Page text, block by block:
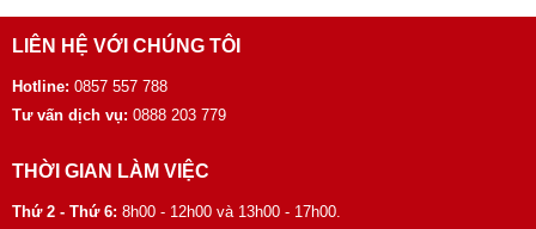
LIÊN HỆ VỚI CHÚNG TÔI
Hotline: 0857 557 788
Tư vấn dịch vụ: 0888 203 779
THỜI GIAN LÀM VIỆC
Thứ 2 - Thứ 6: 8h00 - 12h00 và 13h00 - 17h00.